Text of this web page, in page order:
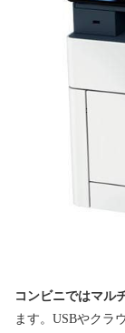
コンビニではマル
ます。USBやクラ